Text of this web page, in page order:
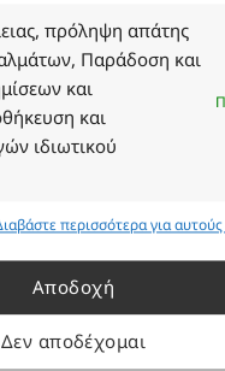
πρόληψη απάτης
Παράδοση και
και
και
ιδιωτικού
περισσότερα για
Αποδοχή
Δεν αποδέχομαι